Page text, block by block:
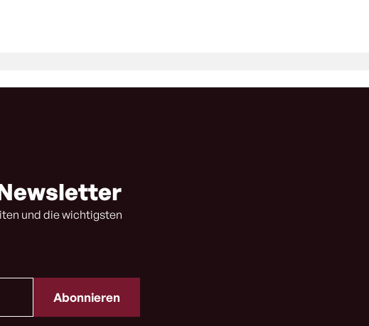
und die wichtigsten